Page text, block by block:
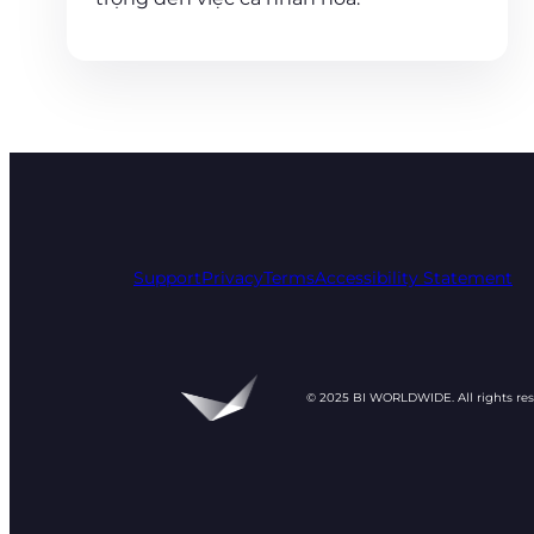
SupportPrivacyTermsAccessibility Statement
© 2025 BI WORLDWIDE. All rights